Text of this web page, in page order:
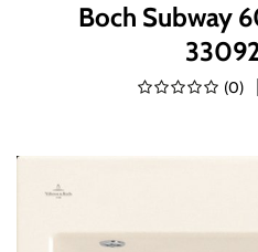
Boch Subway
(0)